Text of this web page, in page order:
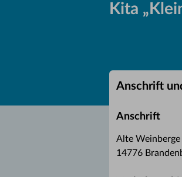
Kita
Anschrift
Anschrift
Alte Weinberge
14776